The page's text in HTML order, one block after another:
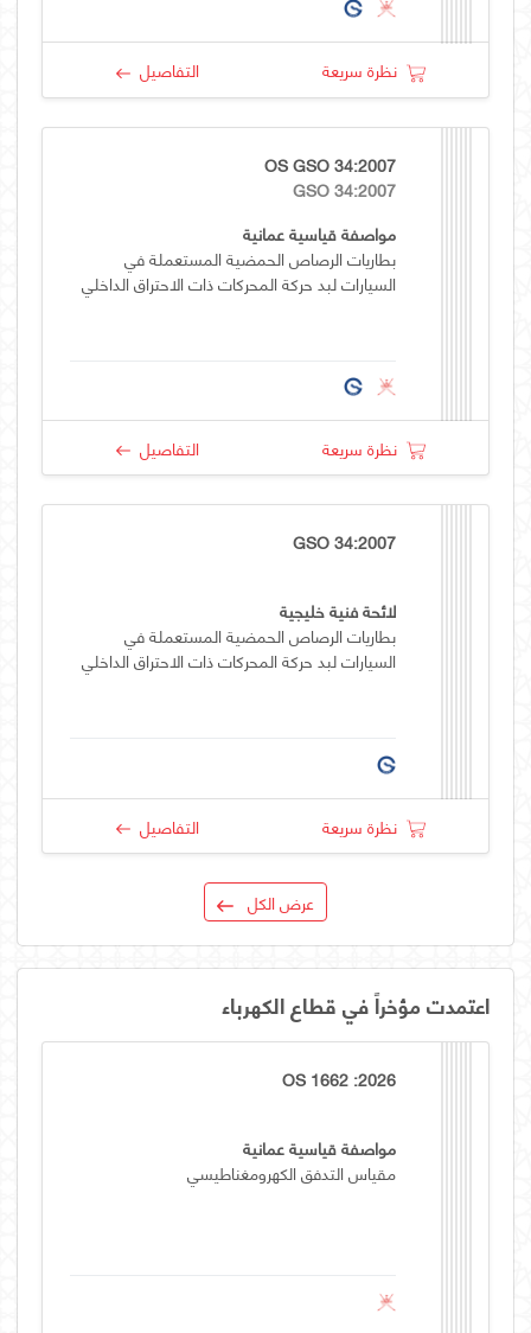
نظرة سريعة التفاصيل
OS GSO 34:2007
GSO 34:2007
مواصفة قياسية عمانية
بطاريات الرصاص الحمضية المستعملة في
السيارات لبد حركة المحركات ذات الاحتراق الداخلي
نظرة سريعة التفاصيل
GSO 34:2007
لائحة فنية خليجية
بطاريات الرصاص الحمضية المستعملة في
السيارات لبد حركة المحركات ذات الاحتراق الداخلي
نظرة سريعة التفاصيل
عرض الكل
اعتمدت مؤخراً في قطاع الكهرباء
OS 1662 :2026
مواصفة قياسية عمانية
مقياس التدفق الكهرومغناطيسي